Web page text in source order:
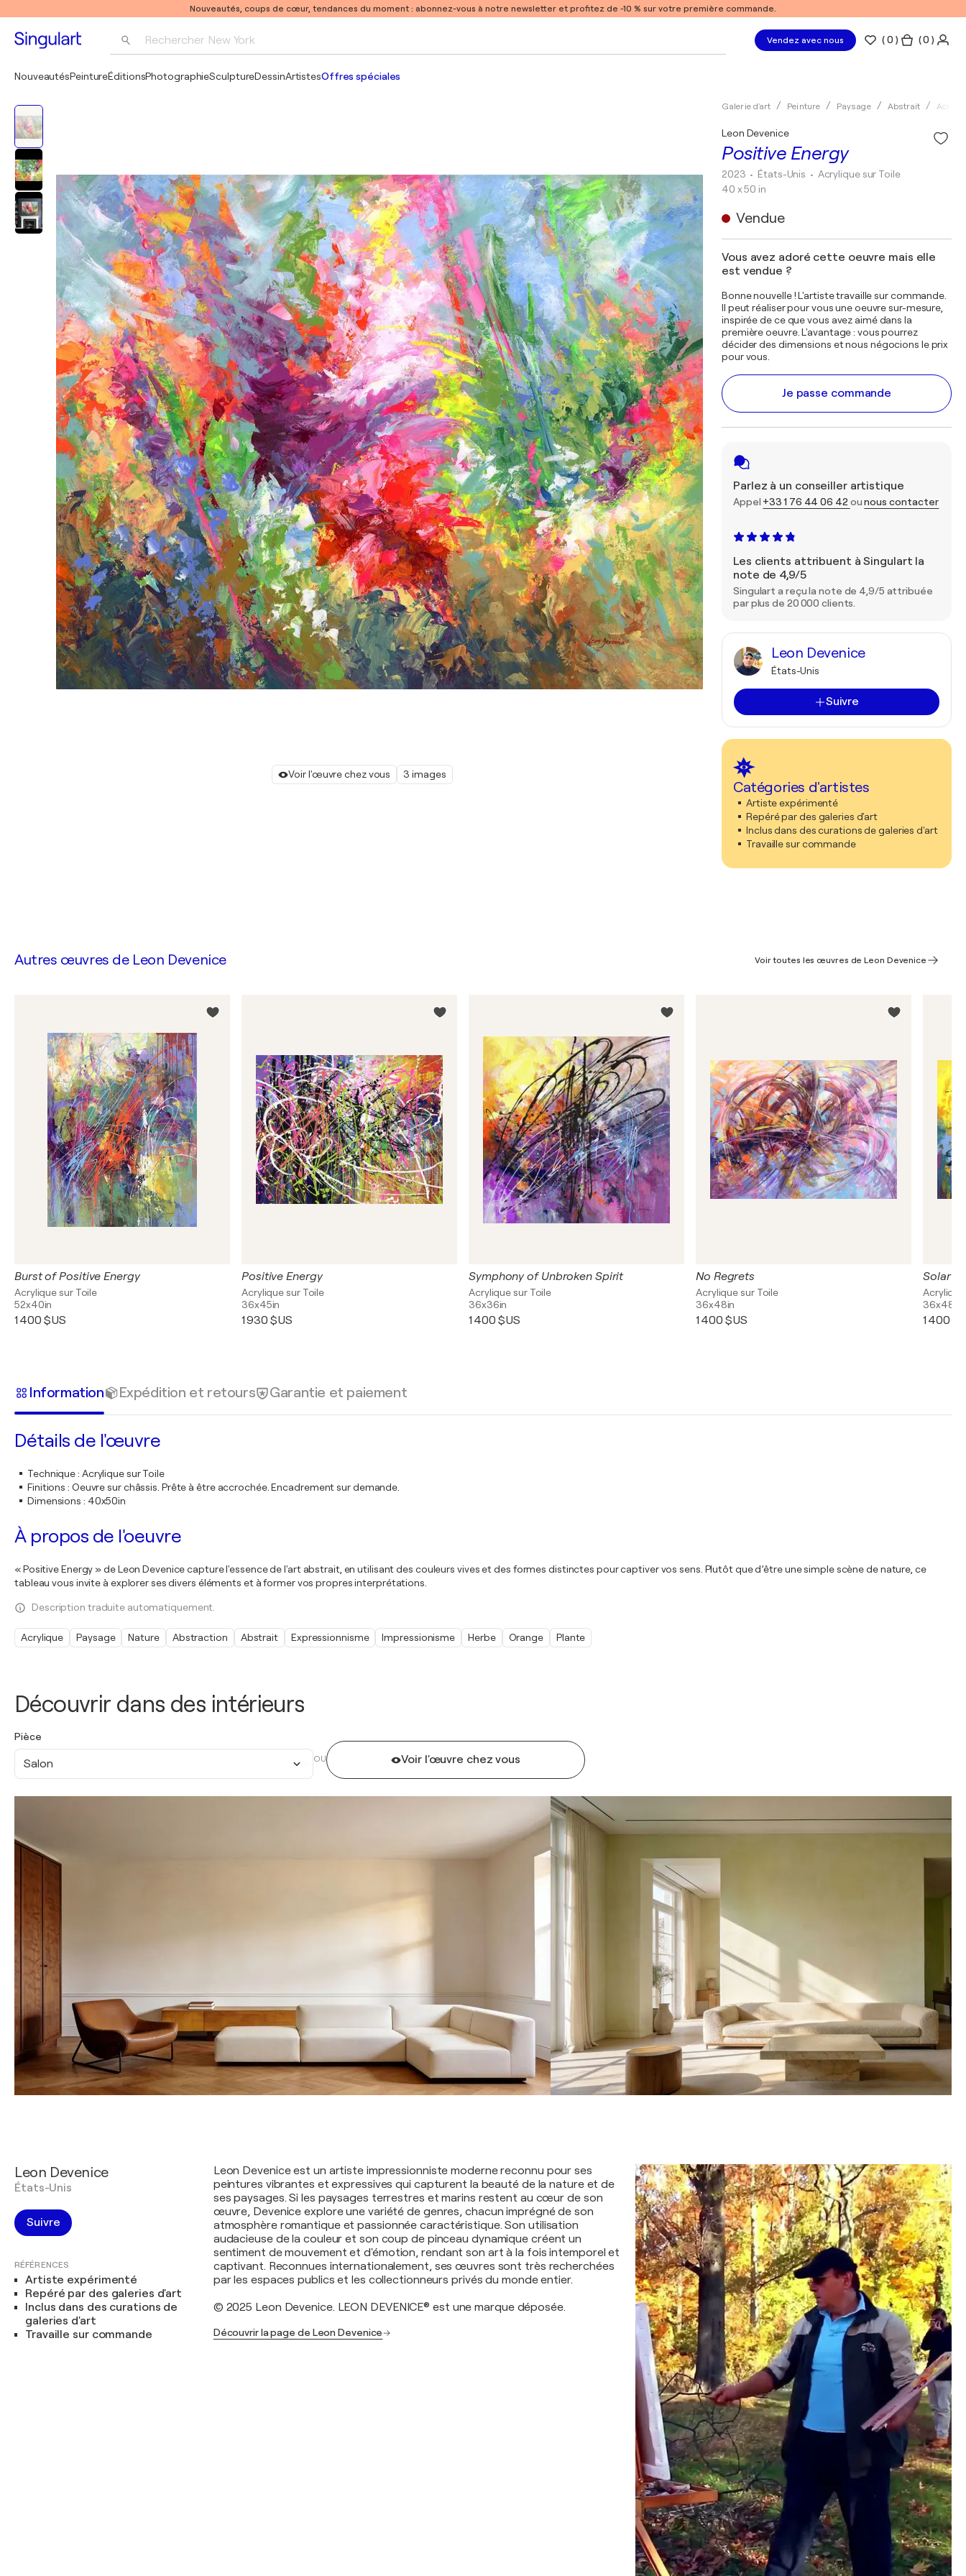
Nouveautés, coups de cœur, tendances du moment : abonnez-vous à notre newsletter et profitez de -10 % sur votre première commande.
Rechercher New York Vendez avec nous (0 ) ( 0 )
NouveautésPeintureÉditionsPhotographieSculptureDessinArtistesOffres spéciales
Voir l'œuvre chez vous 3 images
Galerie d'art Peinture Paysage Abstrait
Positive Energy
Leon Devenice
2023 • États-Unis • Acrylique sur Toile
40 x 50 in
Vendue
Vous avez adoré cette oeuvre mais elle
est vendue ?
Bonne nouvelle ! L'artiste travaille sur commande.
Il peut réaliser pour vous une oeuvre sur-mesure,
inspirée de ce que vous avez aimé dans la
première oeuvre. L'avantage : vous pourrez
décider des dimensions et nous négocions le prix
pour vous.
Je passe commande
Parlez à un conseiller artistique
Appel +33 1 76 44 06 42 ounous contacter
Les clients attribuent à Singulart la
note de 4,9/5
Singulart a reçu la note de 4,9/5 attribuée
par plus de 20 000 clients.
Leon Devenice
États-Unis
Suivre
Catégories d'artistes
Artiste expérimenté
Repéré par des galeries d'art
Inclus dans des curations de galeries d'art
Travaille sur commande
Découvrir dans des intérieurs
Pièce
Salon OU Voir l'œuvre chez vous
Autres œuvres de Leon Devenice Voir toutes les œuvres de Leon Devenice
Burst of Positive Energy
Acrylique sur Toile
52x40in
1 400 $US
Positive Energy
Acrylique sur Toile
36x45in
1 930 $US
Symphony of Unbroken Spirit
Acrylique sur Toile
36x36in
1 400 $US
No Regrets
Acrylique sur Toile
36x48in
1 400 $US
Solar
36x48in
1 400
Information Expédition et retours Garantie et paiement
Détails de l'œuvre
Technique: Acrylique sur Toile
Finitions : Oeuvre sur châssis. Prête à être accrochée. Encadrement sur demande.
Dimensions : 40x50in
À propos de l'oeuvre
« Positive Energy » de Leon Devenice capture l'essence de l'art abstrait, en utilisant des couleurs vives et des formes distinctes pour captiver vos sens. Plutôt que d’être une simple scène de nature, ce
tableau vous invite à explorer ses divers éléments et à former vos propres interprétations.
Description traduite automatiquement.
Acrylique Paysage Nature Abstraction Abstrait Expressionnisme Impressionisme Herbe Orange Plante
Leon Devenice
États-Unis
Suivre
RÉFÉRENCES
Artiste expérimenté
Repéré par des galeries d'art
Inclus dans des curations de
galeries d'art
Travaille sur commande
Leon Devenice est un artiste impressionniste moderne reconnu pour ses
peintures vibrantes et expressives qui capturent la beauté de la nature et de
ses paysages. Si les paysages terrestres et marins restent au cœur de son
œuvre, Devenice explore une variété de genres, chacun imprégné de son
atmosphère romantique et passionnée caractéristique. Son utilisation
audacieuse de la couleur et son coup de pinceau dynamique créent un
sentiment de mouvement et d'émotion, rendant son art à la fois intemporel et
captivant. Reconnues internationalement, ses œuvres sont très recherchées
par les espaces publics et les collectionneurs privés du monde entier.
© 2025 Leon Devenice. LEON DEVENICE® est une marque déposée.
Découvrir la page de Leon Devenice